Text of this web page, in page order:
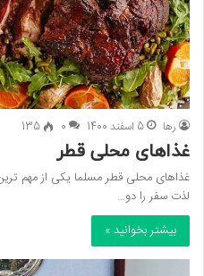
رها 5 اسفند 1400 0
135
غذاهای محلی قطر
غذاهای محلی قطر مسلما یکی از مهم
لذت سفر را دو…
بیشتر بخوانید »